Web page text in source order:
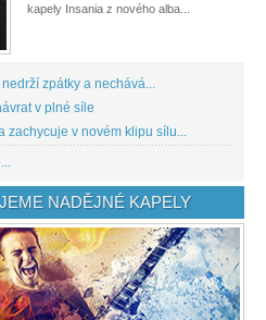
kapely Insania z nového alba...
zpátky a nechává...
v plné síle
zachycuje v novém klipu sílu...
NADĚJNÉ KAPELY